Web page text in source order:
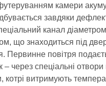
камери
завдяки
канал
що знаходиться під
Первинне повітря
через спеціальні отвори
котрі витримують